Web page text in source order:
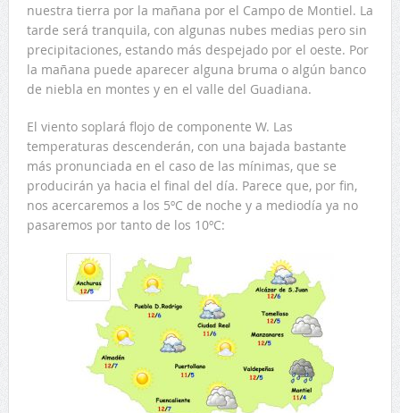
nuestra tierra por la mañana por el Campo de Montiel. La
tarde será tranquila, con algunas nubes medias pero sin
precipitaciones, estando más despejado por el oeste. Por
la mañana puede aparecer alguna bruma o algún banco
de niebla en montes y en el valle del Guadiana.
El viento soplará flojo de componente W. Las
temperaturas descenderán, con una bajada bastante
más pronunciada en el caso de las mínimas, que se
producirán ya hacia el final del día. Parece que, por fin,
nos acercaremos a los 5ºC de noche y a mediodía ya no
pasaremos por tanto de los 10ºC: